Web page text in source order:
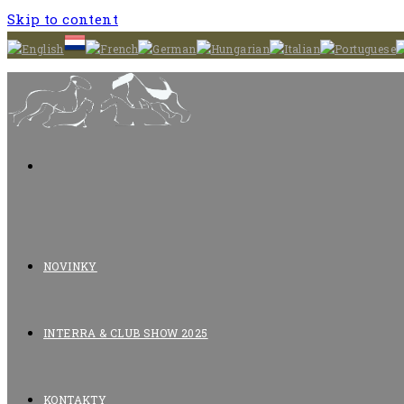
Skip to content
NOVINKY
INTERRA & CLUB SHOW 2025
KONTAKTY